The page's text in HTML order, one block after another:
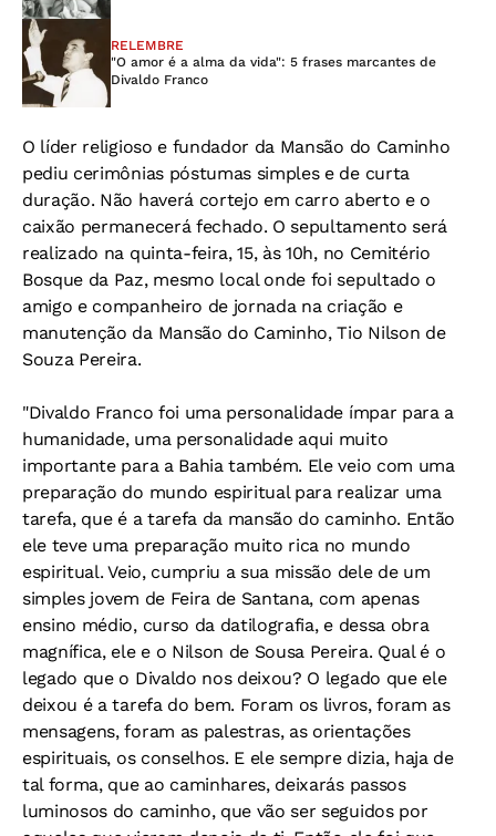
RELEMBRE
"O amor é a alma da vida": 5 frases marcantes de
Divaldo Franco
O líder religioso e fundador da Mansão do Caminho
pediu cerimônias póstumas simples e de curta
duração. Não haverá cortejo em carro aberto e o
caixão permanecerá fechado. O sepultamento será
realizado na quinta-feira, 15, às 10h, no Cemitério
Bosque da Paz, mesmo local onde foi sepultado o
amigo e companheiro de jornada na criação e
manutenção da Mansão do Caminho, Tio Nilson de
Souza Pereira.
"Divaldo Franco foi uma personalidade ímpar para a
humanidade, uma personalidade aqui muito
importante para a Bahia também. Ele veio com uma
preparação do mundo espiritual para realizar uma
tarefa, que é a tarefa da mansão do caminho. Então
ele teve uma preparação muito rica no mundo
espiritual. Veio, cumpriu a sua missão dele de um
simples jovem de Feira de Santana, com apenas
ensino médio, curso da datilografia, e dessa obra
magnífica, ele e o Nilson de Sousa Pereira. Qual é o
legado que o Divaldo nos deixou? O legado que ele
deixou é a tarefa do bem. Foram os livros, foram as
mensagens, foram as palestras, as orientações
espirituais, os conselhos. E ele sempre dizia, haja de
tal forma, que ao caminhares, deixarás passos
luminosos do caminho, que vão ser seguidos por